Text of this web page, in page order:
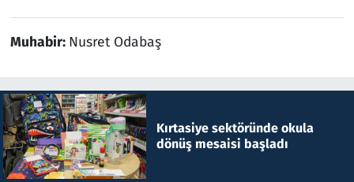
Muhabir: Nusret Odabaş
Kırtasiye sektöründe okula
dönüş mesaisi başladı